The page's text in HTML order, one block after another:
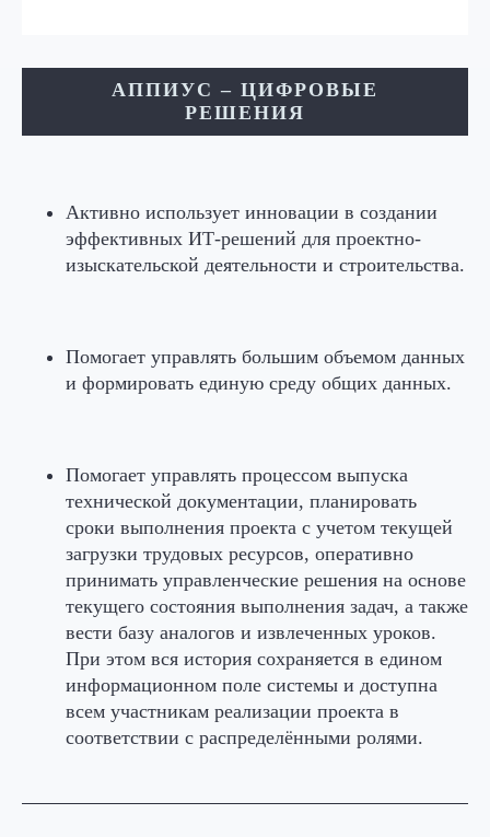
АППИУС – ЦИФРОВЫЕ
РЕШЕНИЯ
Активно использует инновации в создании
эффективных ИТ-решений для проектно-
изыскательской деятельности и строительства.
Помогает управлять большим объемом данных
и формировать единую среду общих данных.
Помогает управлять процессом выпуска
технической документации, планировать
сроки выполнения проекта с учетом текущей
загрузки трудовых ресурсов, оперативно
принимать управленческие решения на основе
текущего состояния выполнения задач, а также
вести базу аналогов и извлеченных уроков.
При этом вся история сохраняется в едином
информационном поле системы и доступна
всем участникам реализации проекта в
соответствии с распределёнными ролями.